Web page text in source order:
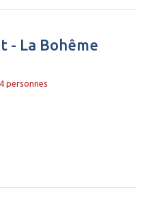
- La Bohême
4 personnes